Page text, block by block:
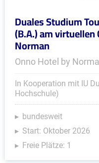
Duales Studium
(B.A.) am
Norman
Onno Hotel by
In Kooperation mit IU
Hochschule)
bundesweit
Start: Oktober 2026
Freie Plätze: 1